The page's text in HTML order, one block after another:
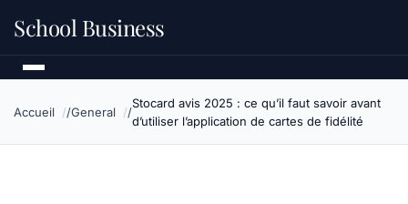
School Business
Accueil General
Stocard avis 2025 : ce qu’il faut savoir avant
d’utiliser l’application de cartes de fidélité